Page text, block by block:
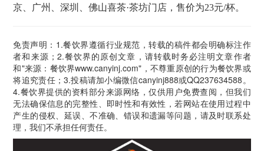
京、广州、深圳、佛山喜茶·茶坊门店，售价为23元/杯。
免责声明：1.餐饮界遵循行业规范，转载的稿件都会明确标注作
者和来源；2.餐饮界的原创文章，请转载时务必注明文章作者
和"来源：餐饮界www.canyinj.com"，不尊重原创的行为餐饮界或
将追究责任；3.投稿请加小编微信canyinj888或QQ237634588。
4.餐饮界提供的资料部分来源网络，仅供用户免费查阅，但我们
无法确保信息的完整性、即时性和有效性，若网站在使用过程中
产生的侵权、延误、不准确、错误和遗漏等问题，请及时联系处
理，我们不承担任何责任。